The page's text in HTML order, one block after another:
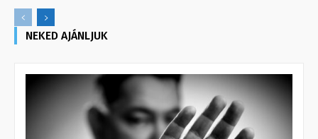
NEKED AJÁNLJUK